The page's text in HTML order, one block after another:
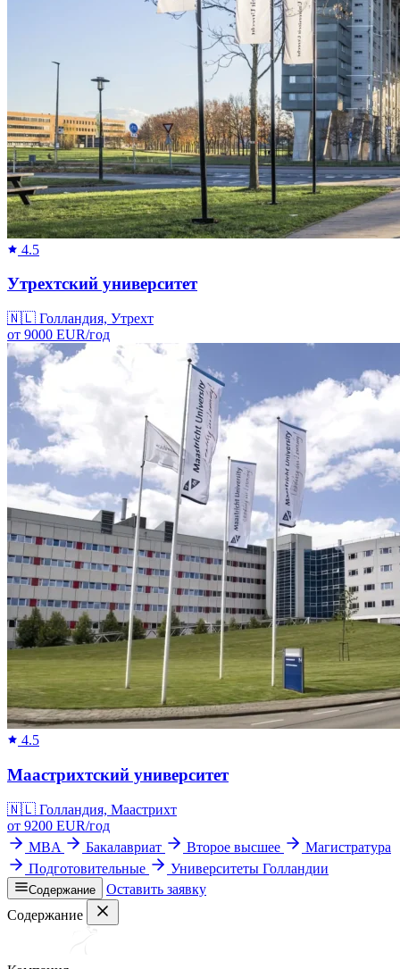
4.5
Утрехтский университет
🇳🇱 Голландия, Утрехт
от 9000 EUR/год
4.5
Маастрихтский университет
🇳🇱 Голландия, Маастрихт
от 9200 EUR/год
MBA
Бакалавриат Второе высшее
Магистратура
Подготовительные
Университеты Голландии
Содержание
Оставить заявку
Содержание